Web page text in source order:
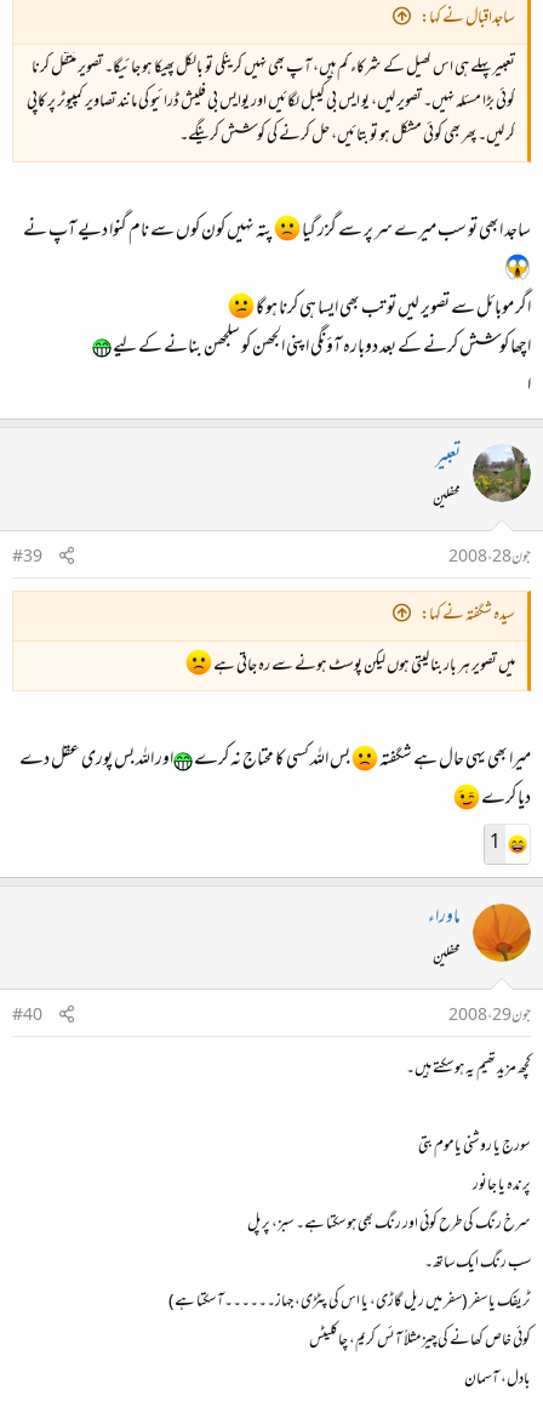
ساجداقبال نے کہا:
تعبیر پہلے ہی اس کھیل کے شرکاء کم ہیں، آپ بھی نہیں‌ کرینگی تو بالکل پھیکا ہو جائیگا۔ تصویر منتقل کرنا
کوئی بڑا مسئلہ نہیں۔ تصویر لیں، یو ایس بی کیبل لگائیں اور یوایس بی فلیش ڈرائیو کی مانند تصاویر کمپیوٹر پر کاپی
کر لیں۔ پھر بھی کوئی مشکل ہو تو بتائیں، حل کرنے کی کوشش کرینگے۔
ساجد ابھی تو سب میرے سر پر سے گزر گیا پتہ نہیں کون کوں سے نام گنوا دیے آپ نے
اگر موبائل سے تصویر لیں تو تب بھی ایسا ہی کرنا ہو گا
اچھا کوشش کرنے کے بعد دوبارہ آؤنگی اپنی الجھن کو سلجھن بنانے کے لیے
ا
تعبیر
محفلین
جون 28، 2008
#39
سیدہ شگفتہ نے کہا:
میں تصویر ہر بار بنا لیتی ہوں لیکن پوسٹ ہونے سے رہ جاتی ہے
میرا بھی یہی حال ہے شگفتہ بس اللہ کسی کا محتاج نہ کرے اور اللہ بس پوری عقل دے
دیا کرے
1
ماوراء
محفلین
جون 29، 2008
#40
کچھ مزید تھیم یہ ہو سکتے ہیں۔
سورج یا روشنی یا موم بتی
پرندہ یا جانور
سرخ رنگ کی طرح کوئی اور رنگ بھی ہو سکتا ہے۔ سبز، پرپل
سب رنگ ایک ساتھ۔
ٹریفک یا سفر (سفر میں ریل گاڑی، یا اس کی پٹڑی، جہاز۔۔۔۔۔۔آ سکتا ہے)
کوئی خاص کھانے کی چیز مثلاً آئس کریم، چاکلیٹس
بادل، آسمان